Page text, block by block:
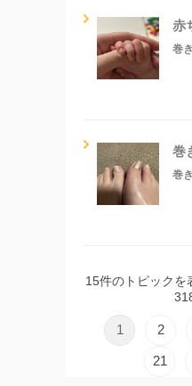
赤
巻
巻
巻
15件のトピックを
1 2
21